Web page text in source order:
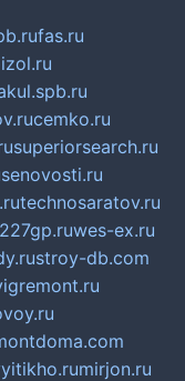
fas.ru
cemko.ru
superiorsearch.ru
senovosti.ru
technosaratov.ru
227gp.ruwes-ex.ru
stroy-db.com
mirjon.ru